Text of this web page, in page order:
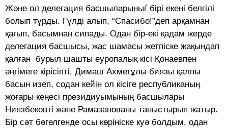
Және ол делегация басшыларыныѓ бiрi екенi белгiлi
болып тұрды. Гүлдi алып, “Спасибо!”деп арқамнан
қағып, басымнан сипады. Одан бiр-екi қадам жерде
делегация басшысы, жас шамасы жетпiске жақындап
қалған бурыл шашты еуропалық кісі Қонаевпен
әңгiмеге кірісіпті. Димаш Ахметұлы биязы қалпы
басын изеп, содан кейiн ол кiсiге республиканың
жоғары кеңесi президиуымының басшылары
Ниязбековтi және Рамазанованы таныстырып жатыр.
Бiр сәт бөгелгенде осы көрiнiске куә болдым, одан